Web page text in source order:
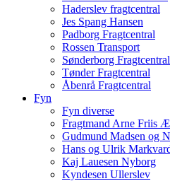
Haderslev fragtcentral
Jes Spang Hansen
Padborg Fragtcentral
Rossen Transport
Sønderborg Fragtcentral
Tønder Fragtcentral
Åbenrå Fragtcentral
Fyn
Fyn diverse
Fragtmand Arne Friis
Gudmund Madsen og
Hans og Ulrik
Kaj Lauesen Nyborg
Kyndesen Ullerslev